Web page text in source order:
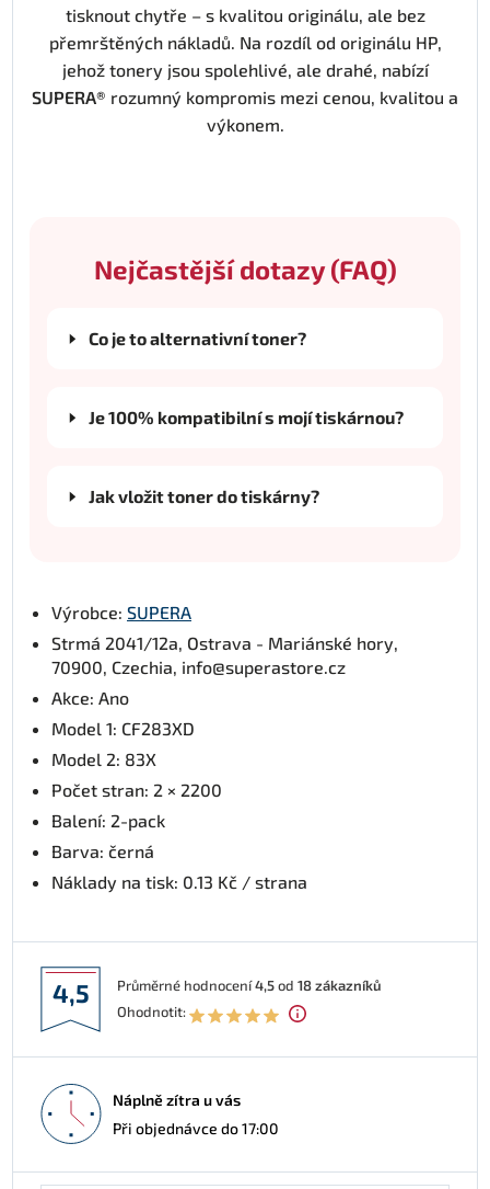
tisknout chytře – s kvalitou originálu, ale bez
přemrštěných nákladů. Na rozdíl od originálu HP,
jehož tonery jsou spolehlivé, ale drahé, nabízí
SUPERA® rozumný kompromis mezi cenou, kvalitou a
výkonem.
Nejčastější dotazy (FAQ)
Co je to alternativní toner?
Je 100% kompatibilní s mojí tiskárnou?
Jak vložit toner do tiskárny?
Výrobce: SUPERA
Strmá 2041/12a, Ostrava - Mariánské hory,
70900, Czechia, info@superastore.cz
Akce: Ano
Model 1: CF283XD
Model 2: 83X
Počet stran: 2 × 2200
Balení: 2-pack
Barva: černá
Náklady na tisk: 0.13 Kč / strana
4,5 Průměrné hodnocení4,5od 18zákazníků
Ohodnotit:
Náplně zítra u vás
Při objednávce do 17:00